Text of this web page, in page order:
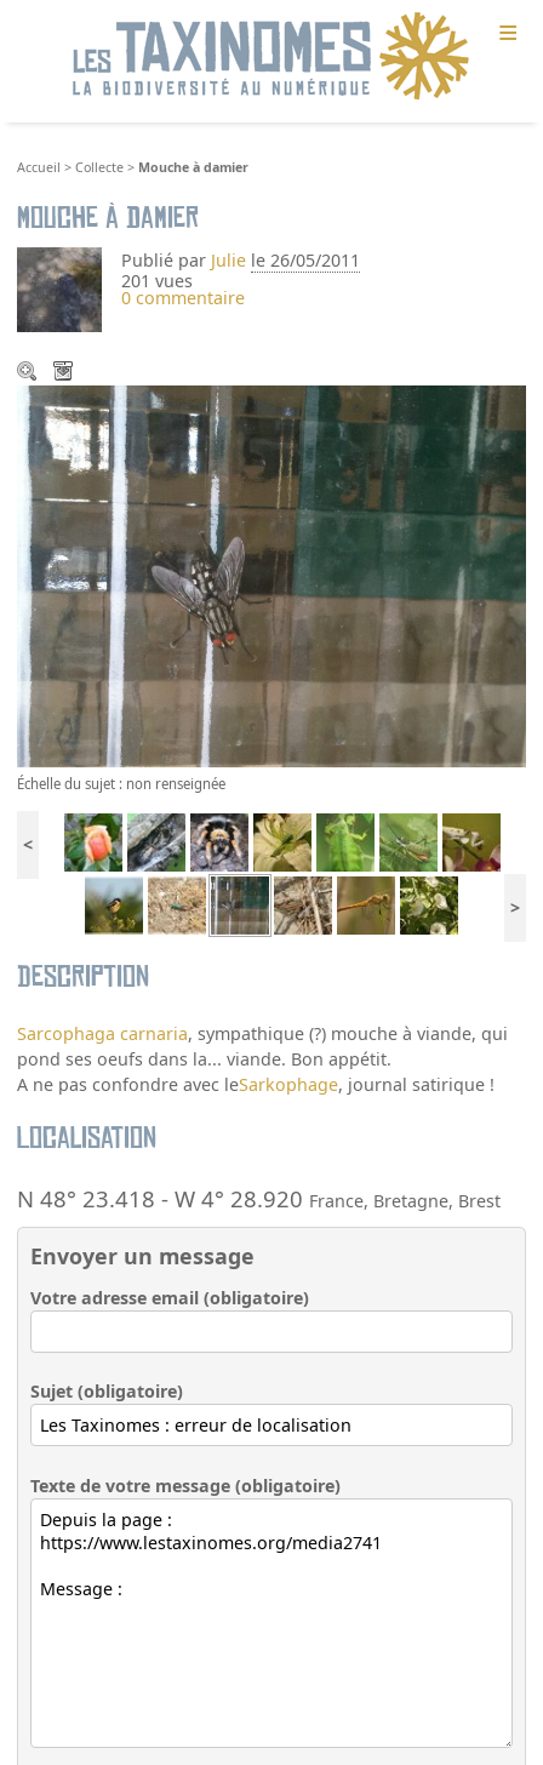
≡
Accueil >Collecte > Mouche à damier
Mouche à damier
Publié par Julie le 26/05/2011
201 vues
0 commentaire
Échelle du sujet : non renseignée
<
>
Description
Sarcophaga carnaria, sympathique (?) mouche à viande, qui
pond ses oeufs dans la... viande. Bon appétit.
A ne pas confondre avec leSarkophage, journal satirique !
Localisation
N 48° 23.418 -W 4° 28.920 France, Bretagne, Brest
Envoyer un message
Votre adresse email (obligatoire)
Sujet (obligatoire)
Texte de votre message (obligatoire)